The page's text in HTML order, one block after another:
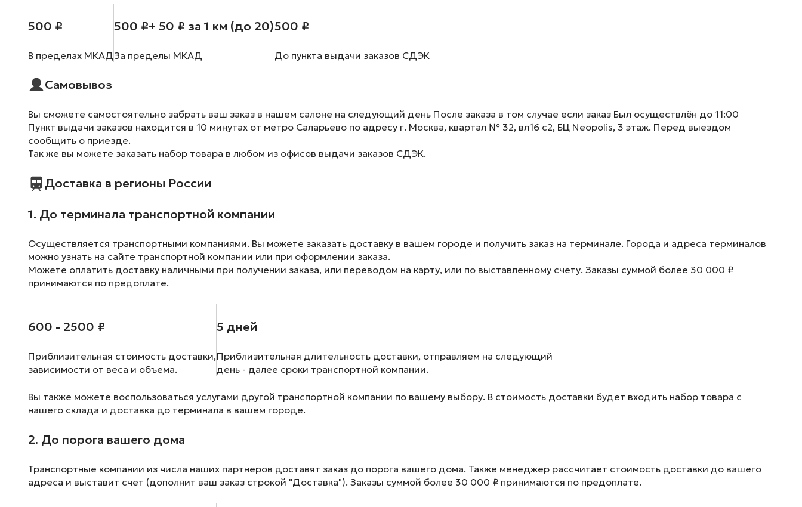
500 ₽
В пределах МКАД
500 ₽+ 50 ₽ за 1 км (до 20)
За пределы МКАД
500 ₽
До пункта выдачи заказов СДЭК
Самовывоз
Вы сможете самостоятельно забрать ваш заказ в нашем салоне на следующий день После заказа в том случае если заказ Был осуществлён до 11:00
Пункт выдачи заказов находится в 10 минутах от метро Саларьево по адресу г. Москва, квартал № 32, вл16 с2, БЦ Neopolis, 3 этаж. Перед выездом
сообщить о приезде.
Так же вы можете заказать набор товара в любом из офисов выдачи заказов СДЭК.
Доставка в регионы России
1. До терминала транспортной компании
Осуществляется транспортными компаниями. Вы можете заказать доставку в вашем городе и получить заказ на терминале. Города и адреса терминалов
можно узнать на сайте транспортной компании или при оформлении заказа.
Можете оплатить доставку наличными при получении заказа, или переводом на карту, или по выставленному счету. Заказы суммой более 30 000 ₽
принимаются по предоплате.
600 - 2500 ₽
Приблизительная стоимость доставки,
зависимости от веса и объема.
5 дней
Приблизительная длительность доставки, отправляем на следующий
день - далее сроки транспортной компании.
Вы также можете воспользоваться услугами другой транспортной компании по вашему выбору. В стоимость доставки будет входить набор товара с
нашего склада и доставка до терминала в вашем городе.
2. До порога вашего дома
Транспортные компании из числа наших партнеров доставят заказ до порога вашего дома. Также менеджер рассчитает стоимость доставки до вашего
адреса и выставит счет (дополнит ваш заказ строкой "Доставка"). Заказы суммой более 30 000 ₽ принимаются по предоплате.